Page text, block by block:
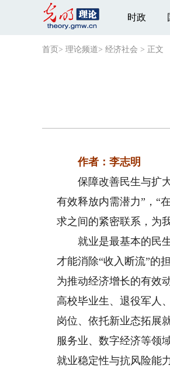
时政
首页 > 理论频道> 经济社会 > 正文
作者：李志明
保障改善民生与扩大
有效释放内需潜力”，“
求之间的紧密联系，为
就业是最基本的民生
才能消除“收入断流”的
为推动经济增长的有效
高校毕业生、退役军人
岗位、依托新业态拓展
服务业、数字经济等领
就业稳定性与抗风险能